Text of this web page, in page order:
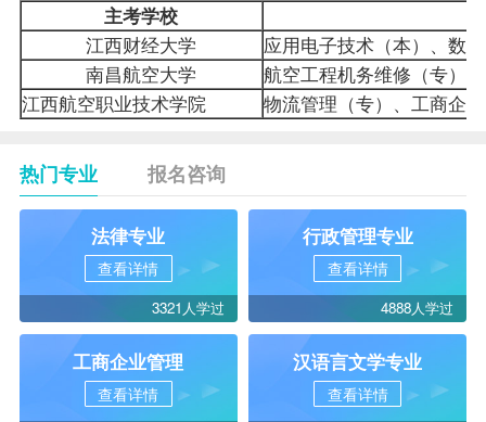
主考学校
江西财经大学
应用电子技术（本）、数
南昌航空大学
航空工程机务维修（专）
江西航空职业技术学院
物流管理（专）、工商企
热门专业 报名咨询
法律专业
查看详情
3321人学过
行政管理专业
查看详情
4888人学过
工商企业管理
查看详情
汉语言文学专业
查看详情